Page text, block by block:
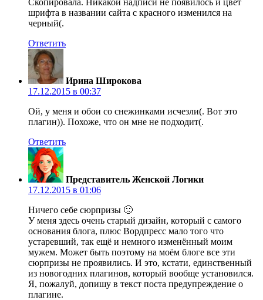
шрифта в названии сайта с красного изменился на
черный(.
Ответить
Ирина Широкова
17.12.2015 в 00:37
Ой, у меня и обои со снежинками исчезли(. Вот это
плагин)). Похоже, что он мне не подходит(.
Ответить
Представитель Женской Логики
17.12.2015 в 01:06
Ничего себе сюрпризы 🙁
У меня здесь очень старый дизайн, который с самого
основания блога, плюс Вордпресс мало того что
устаревший, так ещё и немного изменённый моим
мужем. Может быть поэтому на моём блоге все эти
сюрпризы не проявились. И это, кстати, единственный
из новогодних плагинов, который вообще установился.
Я, пожалуй, допишу в текст поста предупреждение о
плагине.